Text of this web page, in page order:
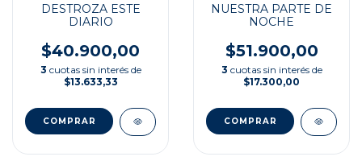
DESTROZA ESTE
DIARIO
$40.900,00
3 cuotas sin interés de
$13.633,33
NUESTRA PARTE DE
NOCHE
$51.900,00
3 cuotas sin interés de
$17.300,00